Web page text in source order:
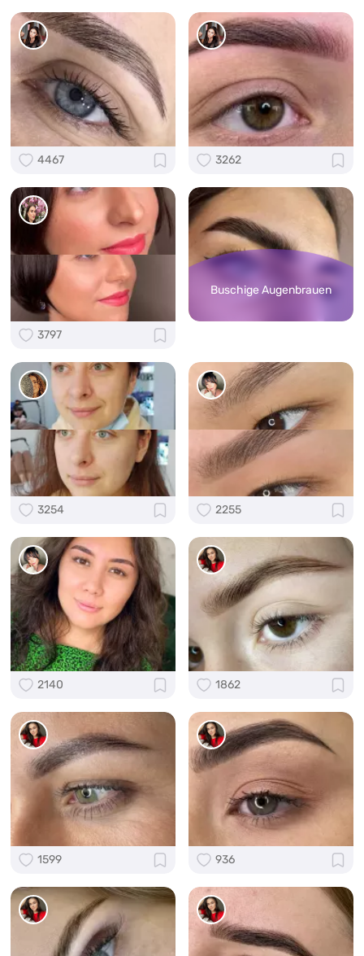
4467 3262
3797
Buschige Augenbrauen
3254 2255
2140 1862
1599 936